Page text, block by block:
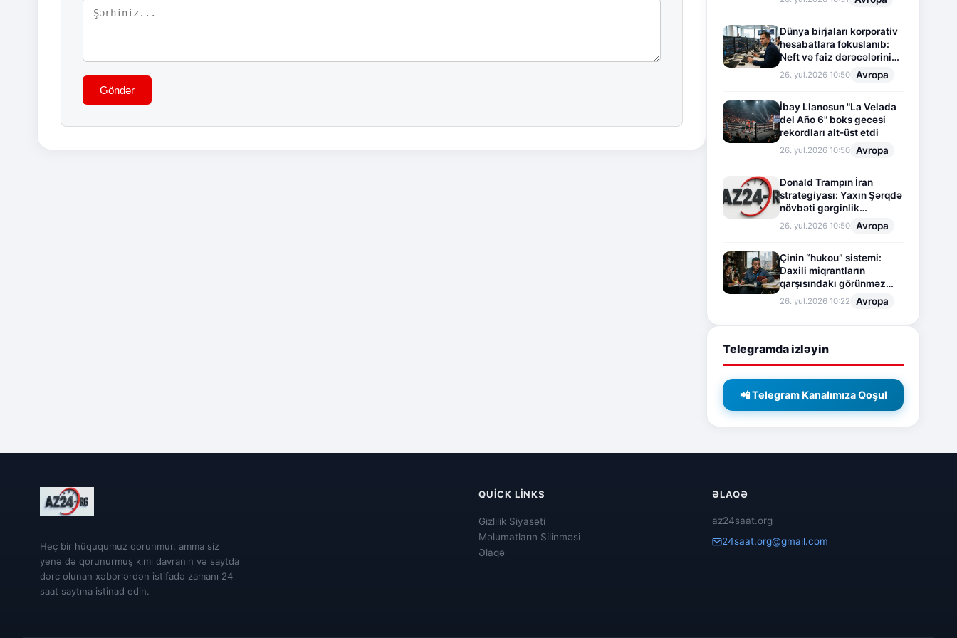
Göndər
Dünya birjaları korporativ
hesabatlara fokuslanıb:
Neft və faiz dərəcələrinin
təsiri altında cari vəziyyət
26.İyul.2026 10:50 Avropa
İbay Llanosun "La Velada
del Año 6" boks gecəsi
rekordları alt-üst etdi
26.İyul.2026 10:50 Avropa
Donald Trampın İran
strategiyası: Yaxın Şərqdə
növbəti gərginlik
mərhələsi
26.İyul.2026 10:50 Avropa
Çinin “hukou” sistemi:
Daxili miqrantların
qarşısındakı görünməz
sədd
26.İyul.2026 10:22 Avropa
Telegramda izləyin
📲 Telegram Kanalımıza Qoşul
Heç bir hüququmuz qorunmur, amma siz
yenə də qorunurmuş kimi davranın və saytda
dərc olunan xəbərlərdən istifadə zamanı 24
saat saytına istinad edin.
QUICK LINKS
Gizlilik Siyasəti
Məlumatların Silinməsi
Əlaqə
ƏLAQƏ
az24saat.org
24saat.org@gmail.com